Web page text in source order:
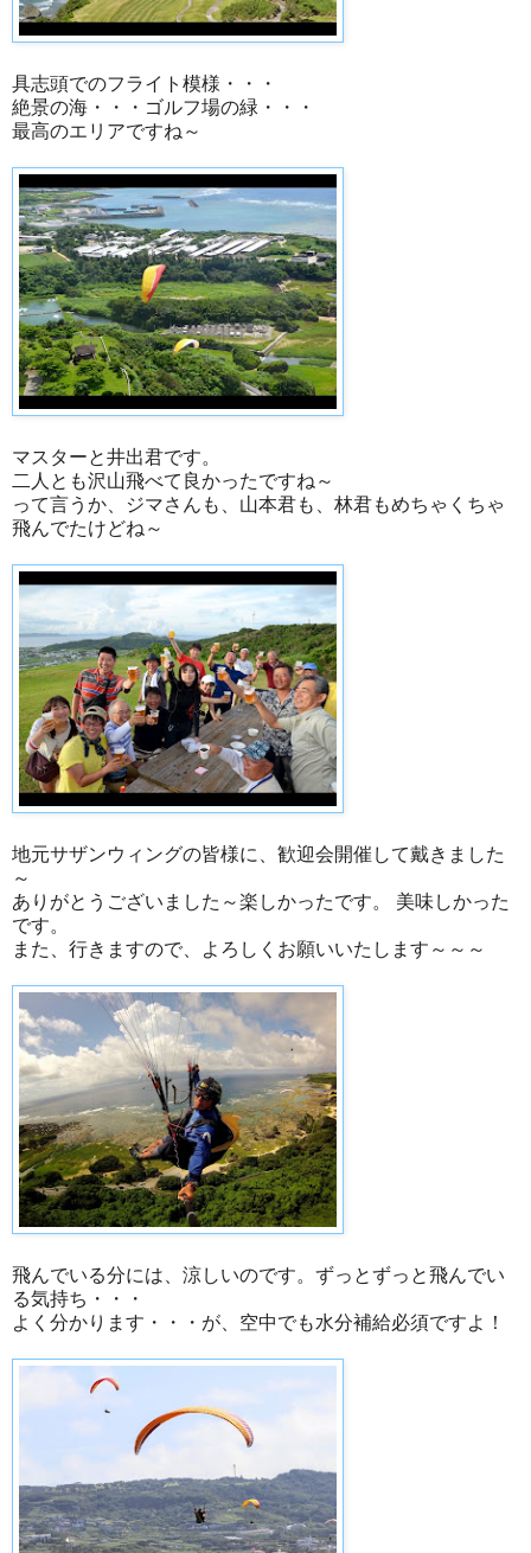
具志頭でのフライト模様・・・
絶景の海・・・ゴルフ場の緑・・・
最高のエリアですね～
マスターと井出君です。
二人とも沢山飛べて良かったですね～
って言うか、ジマさんも、山本君も、林君もめちゃくちゃ
飛んでたけどね～
地元サザンウィングの皆様に、歓迎会開催して戴きました
～
ありがとうございました～楽しかったです。 美味しかった
です。
また、行きますので、よろしくお願いいたします～～～
飛んでいる分には、涼しいのです。ずっとずっと飛んでい
る気持ち・・・
よく分かります・・・が、空中でも水分補給必須ですよ！